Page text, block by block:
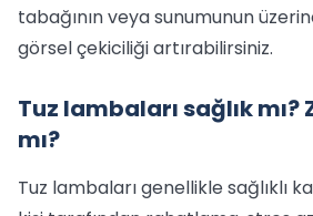
tabağının veya sunumunun
görsel çekiciliği artırabilirsiniz.
Tuz lambaları sağlık
mı?
Tuz lambaları genellikle sağlıklı